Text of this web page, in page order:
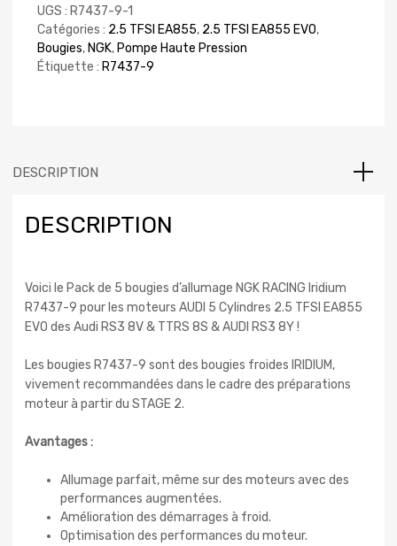
UGS : R7437-9-1
Catégories : 2.5 TFSI EA855, 2.5 TFSI EA855 EVO,
Bougies, NGK, Pompe Haute Pression
Étiquette : R7437-9
DESCRIPTION
DESCRIPTION
Voici le Pack de 5 bougies d’allumage NGK RACING Iridium
R7437-9 pour les moteurs AUDI 5 Cylindres 2.5 TFSI EA855
EVO des Audi RS3 8V & TTRS 8S & AUDI RS3 8Y !
Les bougies R7437-9 sont des bougies froides IRIDIUM,
vivement recommandées dans le cadre des préparations
moteur à partir du STAGE 2.
Avantages :
Allumage parfait, même sur des moteurs avec des
performances augmentées.
Amélioration des démarrages à froid.
Optimisation des performances du moteur.